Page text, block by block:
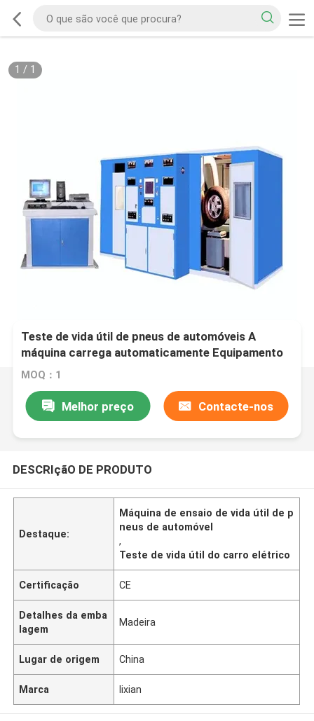
1 / 1
Teste de vida útil de pneus de automóveis A
máquina carrega automaticamente Equipamento
Display por computador Gira o tambor Diâmetro
MOQ：1
Melhor preço Contacte-nos
DESCRIçãO DE PRODUTO
Destaque:
Máquina de ensaio de vida útil de p
neus de automóvel
,
Teste de vida útil do carro elétrico
Certificação CE
Detalhes da emba
lagem
Madeira
Lugar de origem China
Marca lixian